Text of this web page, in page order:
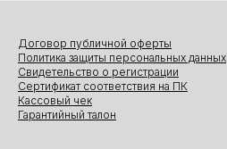
Договор публичной оферты
Политика защиты персональных данных
Свидетельство о регистрации
Сертификат соответствия на ПК
Кассовый чек
Гарантийный талон